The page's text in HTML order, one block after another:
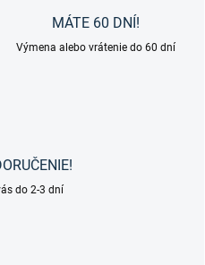
MÁTE 60 DNÍ!
Výmena alebo vrátenie do 60 dní
do 2-3 dní